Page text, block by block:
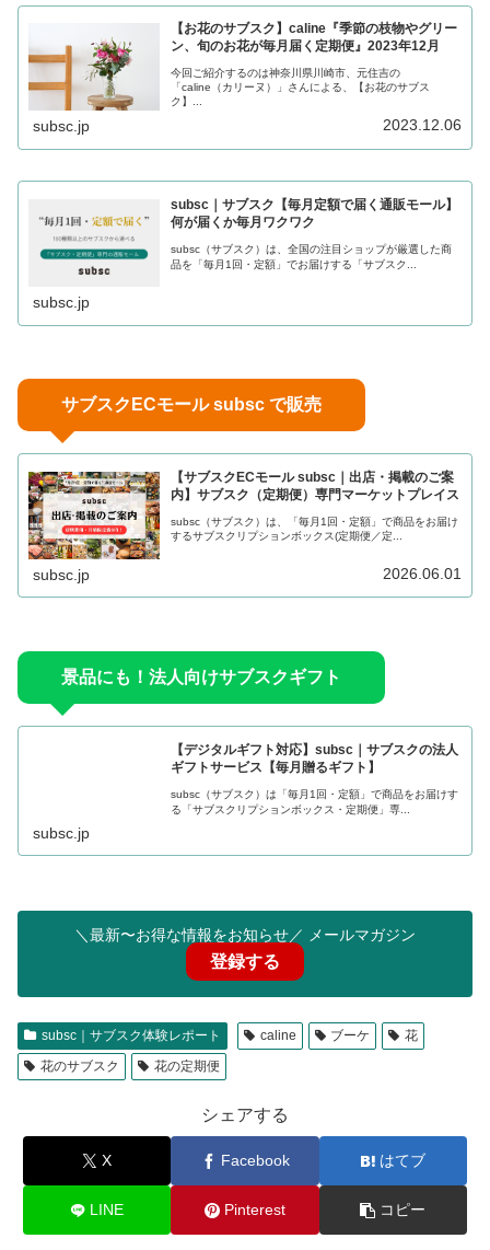
【お花のサブスク】caline『季節の枝物やグリー
ン、旬のお花が毎月届く定期便』2023年12月
今回ご紹介するのは神奈川県川崎市、元住吉の
「caline（カリーヌ）」さんによる、【お花のサブス
ク】...
subsc.jp 2023.12.06
subsc｜サブスク【毎月定額で届く通販モール】
何が届くか毎月ワクワク
subsc（サブスク）は、全国の注目ショップが厳選した商
品を「毎月1回・定額」でお届けする「サブスク...
subsc.jp
サブスクECモール subsc で販売
【サブスクECモール subsc｜出店・掲載のご案
内】サブスク（定期便）専門マーケットプレイス
subsc（サブスク）は、「毎月1回・定額」で商品をお届け
するサブスクリプションボックス(定期便／定...
subsc.jp 2026.06.01
景品にも！法人向けサブスクギフト
【デジタルギフト対応】subsc｜サブスクの法人
ギフトサービス【毎月贈るギフト】
subsc（サブスク）は「毎月1回・定額」で商品をお届けす
る「サブスクリプションボックス・定期便」専...
subsc.jp
＼最新〜お得な情報をお知らせ／ メールマガジン
登録する
subsc｜サブスク体験レポート caline ブーケ
花
花のサブスク
花の定期便
シェアする
X Facebook はてブ
LINE Pinterest コピー